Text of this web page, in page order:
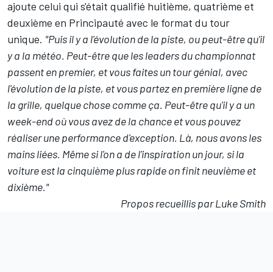
ajoute celui qui s'était qualifié huitième, quatrième et
deuxième en Principauté avec le format du tour
unique. "Puis il y a l'évolution de la piste, ou peut-être qu'il
y a la météo. Peut-être que les leaders du championnat
passent en premier, et vous faites un tour génial, avec
l'évolution de la piste, et vous partez en première ligne de
la grille, quelque chose comme ça. Peut-être qu'il y a un
week-end où vous avez de la chance et vous pouvez
réaliser une performance d'exception. Là, nous avons les
mains liées. Même si l'on a de l'inspiration un jour, si la
voiture est la cinquième plus rapide on finit neuvième et
dixième."
Propos recueillis par Luke Smith